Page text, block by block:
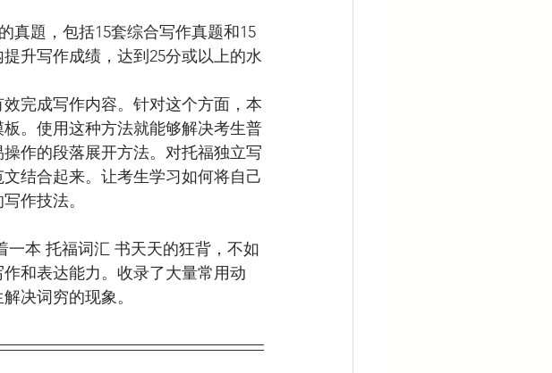
升写作成绩，达到25分或以上的水
完成写作内容。针对这个方面，本
。使用这种方法就能够解决考生普
作的段落展开方法。对托福独立写
结合起来。让考生学习如何将自己
作技法。
和表达能力。收录了大量常用动
决词穷的现象。